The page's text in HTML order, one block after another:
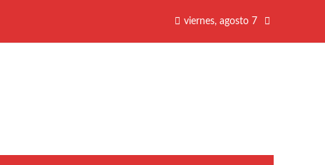
viernes, agosto 7